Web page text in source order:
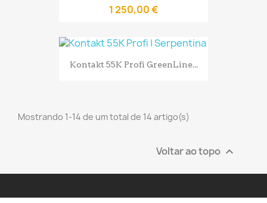
1 250,00 €
Kontakt 55K Profi GreenLine...
Mostrando 1-14 de um total de 14 artigo(s)
Voltar ao topo 